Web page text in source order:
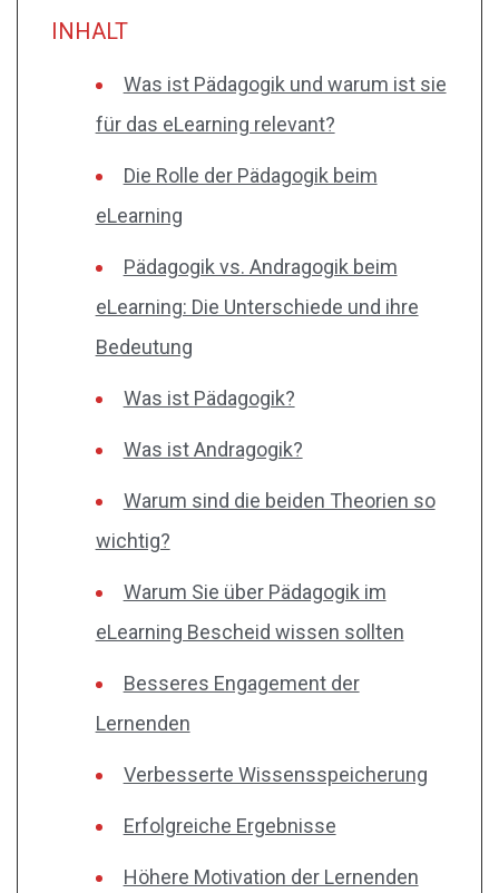
INHALT
Was ist Pädagogik und warum ist sie
für das eLearning relevant?
Die Rolle der Pädagogik beim
eLearning
Pädagogik vs. Andragogik beim
eLearning: Die Unterschiede und ihre
Bedeutung
Was ist Pädagogik?
Was ist Andragogik?
Warum sind die beiden Theorien so
wichtig?
Warum Sie über Pädagogik im
eLearning Bescheid wissen sollten
Besseres Engagement der
Lernenden
Verbesserte Wissensspeicherung
Erfolgreiche Ergebnisse
Höhere Motivation der Lernenden